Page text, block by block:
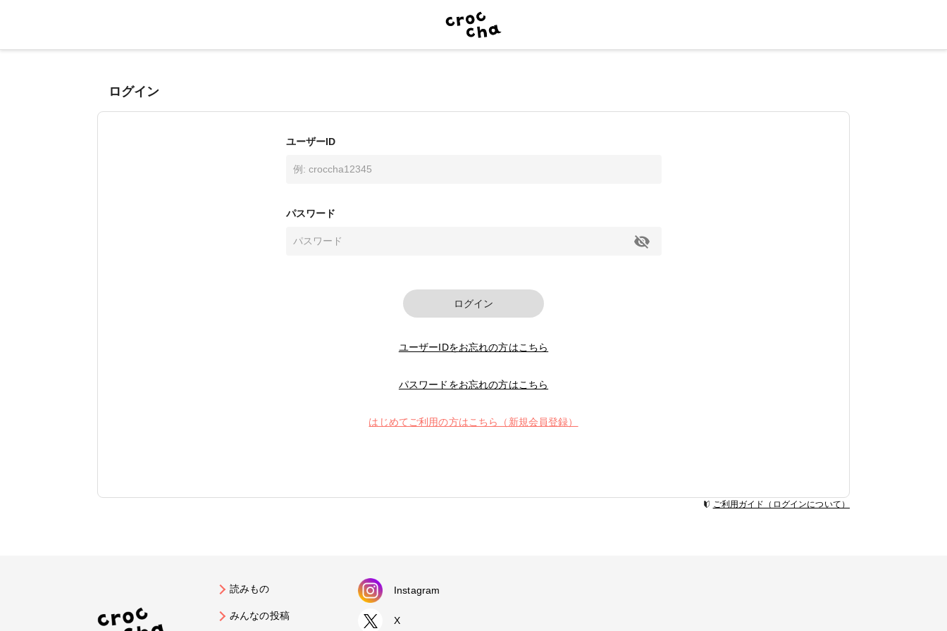
ログイン
ユーザーID
パスワード
ログイン
ユーザーIDをお忘れの方はこちら
パスワードをお忘れの方はこちら
はじめてご利用の方はこちら（新規会員登録）
ご利用ガイド（ログインについて）
読みもの
みんなの投稿
Instagram
X